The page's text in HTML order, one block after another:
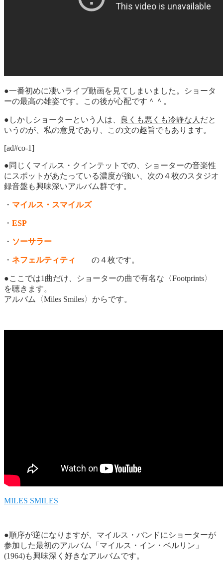
●一番初めに凄いライブ動画を見てしまいました。ショータ
ーの最高の雄姿です。この後が心配です＾＾。
●しかしショーターという人は、 良くも悪くも冷静な人 だと
いうのが、私の意見であり、この文の趣旨でもあります。
[ad#co-1]
●同じくマイルス・クインテットでの、ショーターの音楽性
にスポットがあたっている濃度が強い、次の４枚のスタジオ
録音盤も興味深いアルバム群です。
・ マイルス・スマイルズ
・ ESP
・ ソーサラー
・ ネフェルティティ の４枚です。
●ここでは1曲だけ、ショーターの曲で有名な〈Footprints〉
を聴きます。
アルバム〈Miles Smiles〉からです。
MILES SMILES
●順序が逆になりますが、マイルス・バンドにショーターが
参加した最初のアルバム「マイルス・イン・ベルリン」
(1964)も興味深く好きなアルバムです。